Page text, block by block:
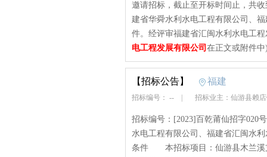
邀请招标，截止至开标时间止，共
建省华舜水利水电工程有限公司、
件。经评审福建省汇闽水利水电工
电工程发展有限公司 在正文或附件中
【招标公告】 福建
招标编号： -- 招标业主：仙游县赖
招标编号：[2023]百乾莆仙招字020
水电工程有限公司、福建省汇闽
条件 本招标项目：仙游县木兰溪